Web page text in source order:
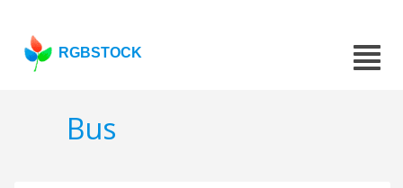
RGBSTOCK
Bus